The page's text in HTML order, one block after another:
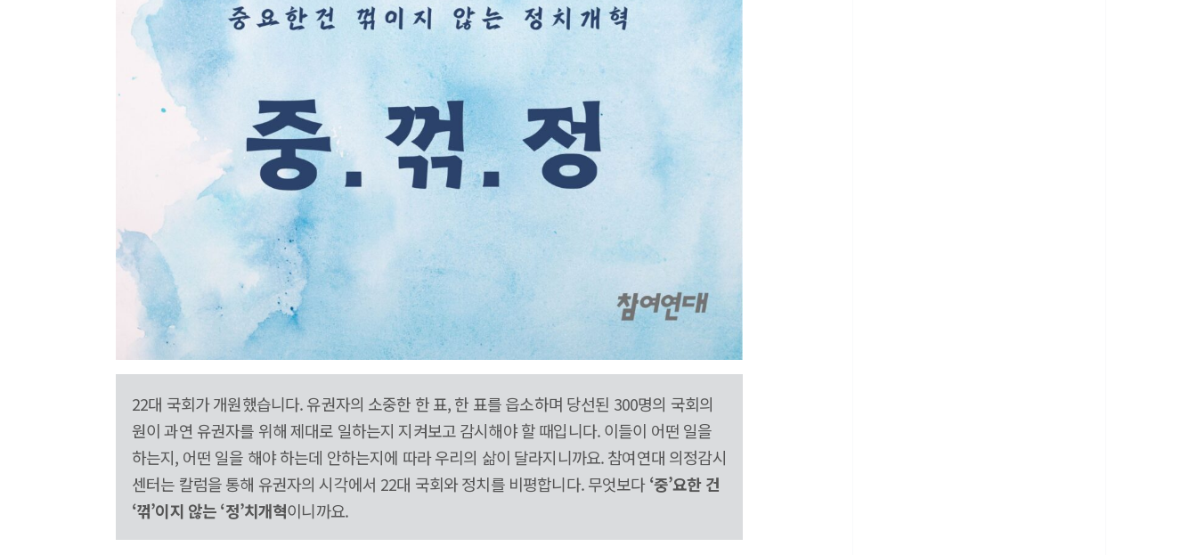
22대 국회가 개원했습니다. 유권자의 소중한 한 표, 한 표를 읍소하며 당선된 300명의 국회의
원이 과연 유권자를 위해 제대로 일하는지 지켜보고 감시해야 할 때입니다. 이들이 어떤 일을
하는지, 어떤 일을 해야 하는데 안하는지에 따라 우리의 삶이 달라지니까요. 참여연대 의정감시
센터는 칼럼을 통해 유권자의 시각에서 22대 국회와 정치를 비평합니다. 무엇보다‘중’요한 건
‘꺾’이지 않는 ‘정’치개혁이니까요.